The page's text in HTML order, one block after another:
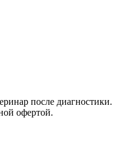
после диагностики.
офертой.